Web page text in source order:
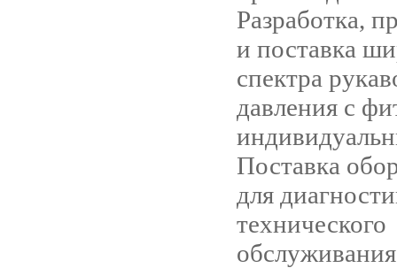
Разработка,
и поставка
спектра
давления с
Поставка
для
технического
обслуживания